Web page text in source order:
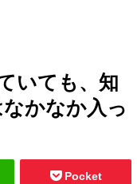
いても、知
かなか入っ
Pocket